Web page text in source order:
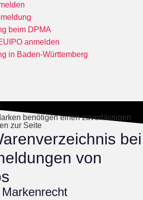
beim DPMA
anmelden
in Baden-Württemberg
benötigen einen zuverlässigen
zur Seite
bei
von